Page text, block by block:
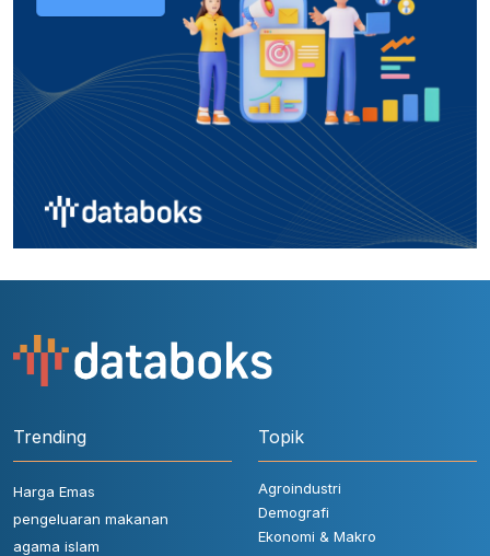
Trending
Harga Emas
pengeluaran makanan
agama islam
Topik
Agroindustri
Demografi
Ekonomi & Makro